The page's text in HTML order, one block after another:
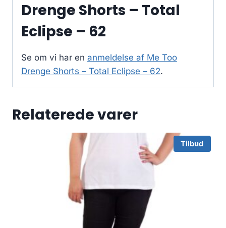
Drenge Shorts – Total
Eclipse – 62
Se om vi har en anmeldelse af Me Too
Drenge Shorts – Total Eclipse – 62.
Relaterede varer
Tilbud